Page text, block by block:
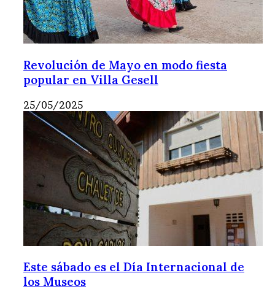
Revolución de Mayo en modo fiesta
popular en Villa Gesell
25/05/2025
Este sábado es el Día Internacional de
los Museos